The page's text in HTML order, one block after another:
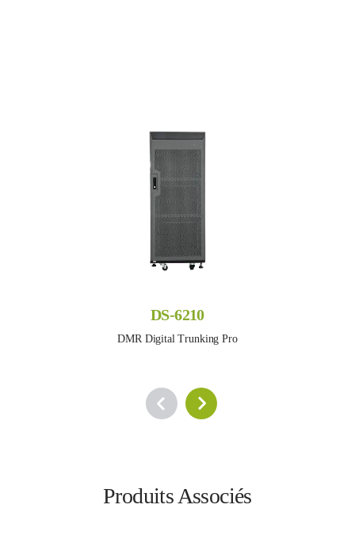
DS-6210
DMR Digital Trunking Pro
Produits Associés